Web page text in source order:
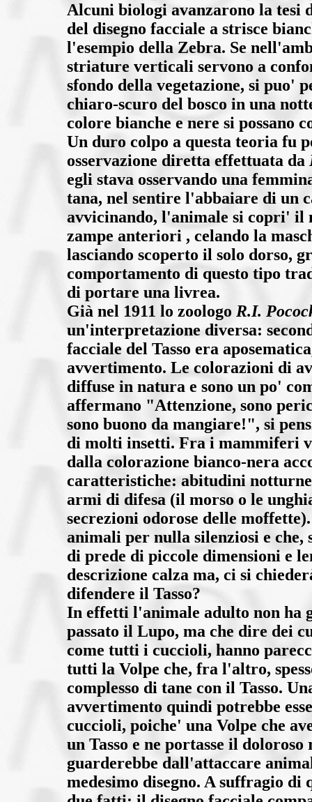
Alcuni biologi avanzarono la tesi
del disegno facciale a strisce
l'esempio della Zebra. Se
striature verticali servono a
sfondo della vegetazione, si puo'
chiaro-scuro del bosco in una
colore bianche e nere si possano
Un duro colpo a questa teoria fu
osservazione diretta effettuata da
egli stava osservando una
tana, nel sentire l'abbaiare di un
avvicinando, l'animale si copri' il
zampe anteriori , celando la
lasciando scoperto il solo dorso,
comportamento di questo tipo
di portare una livrea.
Già nel 1911 lo zoologo R.I.
un'interpretazione diversa:
facciale del Tasso era
avvertimento. Le colorazioni di
diffuse in natura e sono un po'
affermano "Attenzione, sono
sono buono da mangiare!", si
di molti insetti. Fra i mammiferi
dalla colorazione bianco-nera
caratteristiche: abitudini
armi di difesa (il morso o le
secrezioni odorose delle
animali per nulla silenziosi e
di prede di piccole dimensioni e
descrizione calza ma, ci si
difendere il Tasso?
In effetti l'animale adulto non ha
passato il Lupo, ma che dire dei
come tutti i cuccioli, hanno
tutti la Volpe che, fra l'altro,
complesso di tane con il Tasso.
avvertimento quindi potrebbe
cuccioli, poiche' una Volpe che
un Tasso e ne portasse il
guarderebbe dall'attaccare
medesimo disegno. A suffragio di